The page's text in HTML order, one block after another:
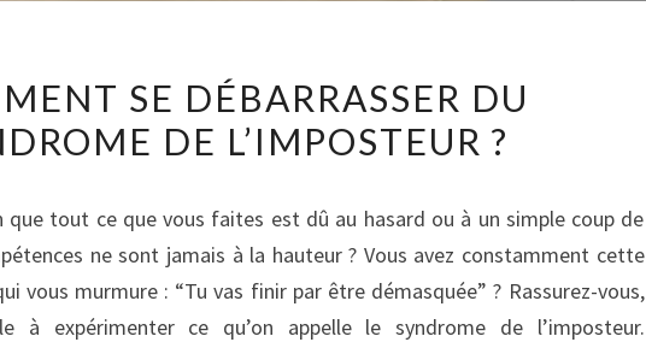
SE
DÉBARRASSER
SYNDROME
DE
L’IMPOSTEUR
?
SE DÉBARRASSER DU
DE L’IMPOSTEUR ?
que tout ce que vous faites est dû au hasard ou à un simple coup de
ne sont jamais à la hauteur ? Vous avez constamment cette
vous murmure : “Tu vas finir par être démasquée” ? Rassurez-vous,
à expérimenter ce qu’on appelle le syndrome de l’imposteur.